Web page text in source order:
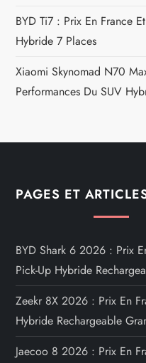
BYD Ti7 : Prix En France
Hybride 7 Places
Xiaomi Skynomad N70
Performances Du SUV
PAGES ET
BYD Shark 6 2026 : Prix
Pick-Up Hybride
Zeekr 8X 2026 : Prix En
Hybride Rechargeable
Jaecoo 8 2026 : Prix En